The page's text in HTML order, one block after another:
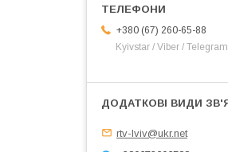
+380 (67) 260-65-88
Kyivstar / Viber / Telegram
rtv-lviv@ukr.net